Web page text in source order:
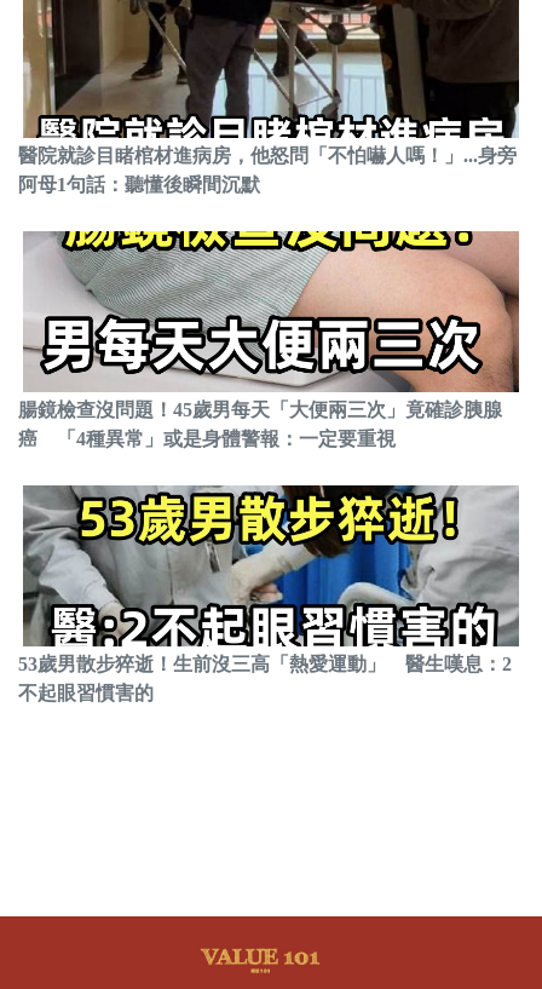
醫院就診目睹棺材進病房，他怒問「不怕嚇人嗎！」...身旁
阿母1句話：聽懂後瞬間沉默
腸鏡檢查沒問題！45歲男每天「大便兩三次」竟確診胰腺
癌 「4種異常」或是身體警報：一定要重視
53歲男散步猝逝！生前沒三高「熱愛運動」 醫生嘆息：2
不起眼習慣害的